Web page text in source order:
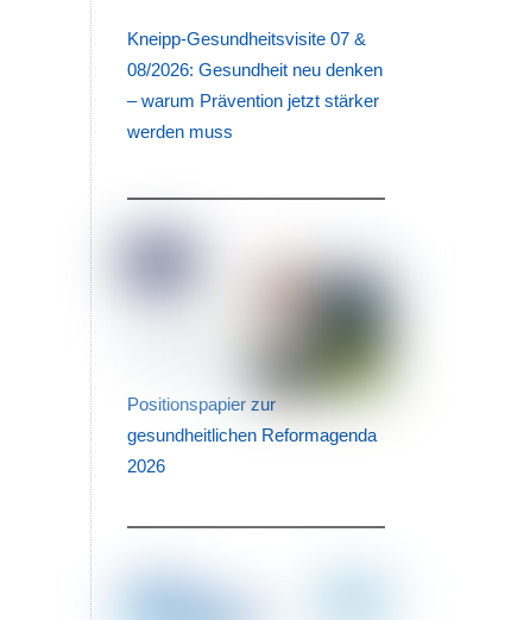
Kneipp-Gesundheitsvisite 07 &
08/2026: Gesundheit neu denken
– warum Prävention jetzt stärker
werden muss
Positionspapier zur
gesundheitlichen Reformagenda
2026